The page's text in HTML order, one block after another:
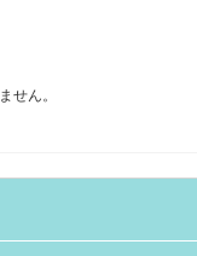
せん。